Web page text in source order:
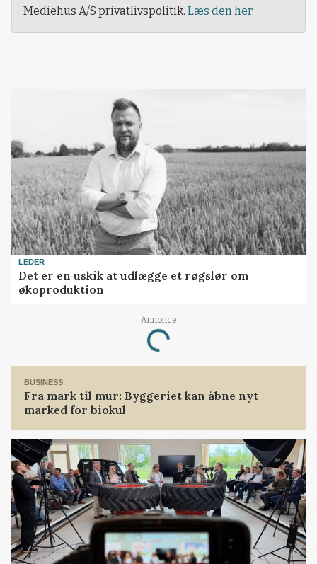
Mediehus A/S privatlivspolitik. Læs den her.
LEDER
Det er en uskik at udlægge et røgslør om
økoproduktion
Annonce
Loading...
BUSINESS
Fra mark til mur: Byggeriet kan åbne nyt
marked for biokul